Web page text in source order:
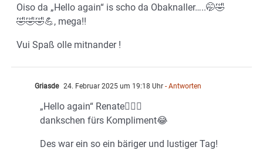
Oiso da „Hello again“ is scho da Obaknaller…..🤭🤣
🤣🤣🤣💪, mega!!
Vui Spaß olle mitnander !
Griasde 24. Februar 2025 um 19:18 Uhr - Antworten
„Hello again“ Renate🙋🏻‍♂️
dankschen fürs Kompliment😂
Des war ein so ein bäriger und lustiger Tag!